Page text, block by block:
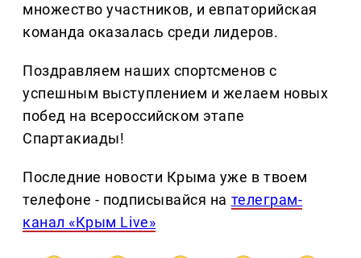
множество участников, и евпаторийская
команда оказалась среди лидеров.
Поздравляем наших спортсменов с
успешным выступлением и желаем новых
побед на всероссийском этапе
Спартакиады!
Последние новости Крыма уже в твоем
телефоне - подписывайся на телеграм-
канал «Крым Live»